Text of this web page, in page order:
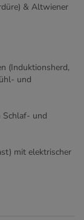
& Altwiener
(Induktionsherd,
und
Schlaf- und
mit elektrischer